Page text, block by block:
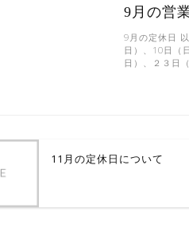
9月の営
9月の定休日
日）、10日（
日）、２３日
11月の定休日について